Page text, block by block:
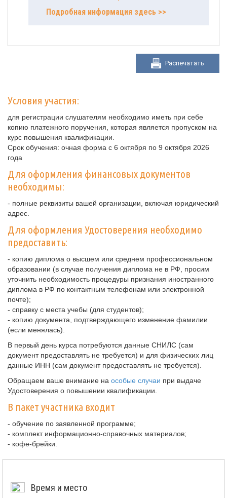
Подробная информация здесь >>
Распечатать
Условия участия:
для регистрации слушателям необходимо иметь при себе
копию платежного поручения, которая является пропуском на
курс повышения квалификации.
Срок обучения: очная форма с 6 октября по 9 октября 2026
года
Для оформления финансовых документов
необходимы:
- полные реквизиты вашей организации, включая юридический
адрес.
Для оформления Удостоверения необходимо
предоставить:
- копию диплома о высшем или среднем профессиональном
образовании (в случае получения диплома не в РФ, просим
уточнить необходимость процедуры признания иностранного
диплома в РФ по контактным телефонам или электронной
почте);
- справку с места учебы (для студентов);
- копию документа, подтверждающего изменение фамилии
(если менялась).
В первый день курса потребуются данные СНИЛС (сам
документ предоставлять не требуется) и для физических лиц
данные ИНН (сам документ предоставлять не требуется).
Обращаем ваше внимание на особые случаи при выдаче
Удостоверения о повышении квалификации.
В пакет участника входит
- обучение по заявленной программе;
- комплект информационно-справочных материалов;
- кофе-брейки.
Время и место